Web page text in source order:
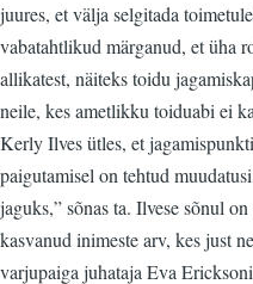
juures, et välja selgitada
vabatahtlikud märganud, et üha
allikatest, näiteks toidu
neile, kes ametlikku toiduabi ei
Kerly Ilves ütles, et
paigutamisel on tehtud
jaguks,” sõnas ta. Ilvese sõnul
kasvanud inimeste arv, kes just
varjupaiga juhataja Eva